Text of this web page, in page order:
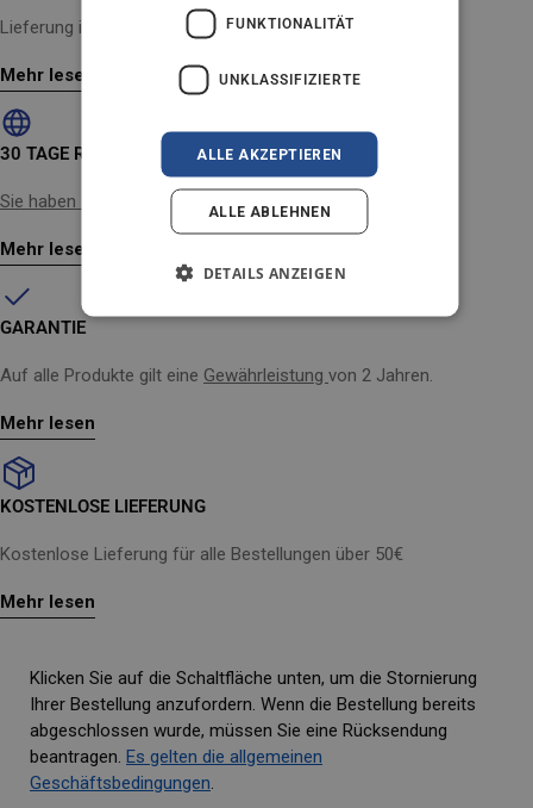
Lieferung innerhalb von 2-4 Werktagen
Mehr lesen
30 TAGE RÜCKGABERECHT
Sie haben Ihre Meinung geändert?Kein Problem!
Mehr lesen
GARANTIE
Auf alle Produkte gilt eine Gewährleistung von 2 Jahren.
Mehr lesen
KOSTENLOSE LIEFERUNG
Kostenlose Lieferung für alle Bestellungen über 50€
Mehr lesen
Klicken Sie auf die Schaltfläche unten, um die Stornierung
Ihrer Bestellung anzufordern. Wenn die Bestellung bereits
abgeschlossen wurde, müssen Sie eine Rücksendung
beantragen. Es gelten die allgemeinen
Geschäftsbedingungen.
FUNKTIONALITÄT
UNKLASSIFIZIERTE
ALLE AKZEPTIEREN
ALLE ABLEHNEN
DETAILS ANZEIGEN